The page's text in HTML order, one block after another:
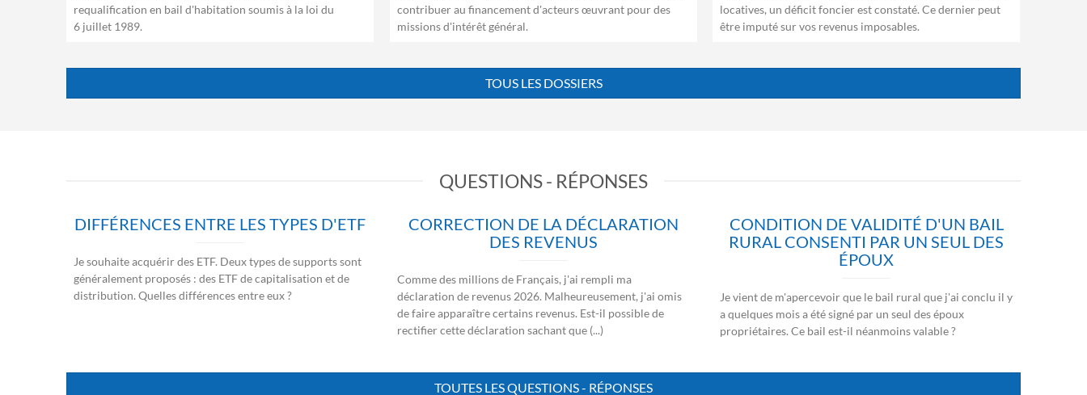
requalification en bail d'habitation soumis à la loi du
6 juillet 1989.
contribuer au financement d'acteurs œuvrant pour des
missions d'intérêt général.
locatives, un déficit foncier est constaté. Ce dernier peut
être imputé sur vos revenus imposables.
TOUS LES DOSSIERS
QUESTIONS - RÉPONSES
DIFFÉRENCES ENTRE LES TYPES D'ETF
Je souhaite acquérir des ETF. Deux types de supports sont
généralement proposés : des ETF de capitalisation et de
distribution. Quelles différences entre eux ?
CORRECTION DE LA DÉCLARATION
DES REVENUS
Comme des millions de Français, j'ai rempli ma
déclaration de revenus 2026. Malheureusement, j'ai omis
de faire apparaître certains revenus. Est-il possible de
rectifier cette déclaration sachant que (...)
CONDITION DE VALIDITÉ D'UN BAIL
RURAL CONSENTI PAR UN SEUL DES
ÉPOUX
Je vient de m'apercevoir que le bail rural que j'ai conclu il y
a quelques mois a été signé par un seul des époux
propriétaires. Ce bail est-il néanmoins valable ?
TOUTES LES QUESTIONS - RÉPONSES